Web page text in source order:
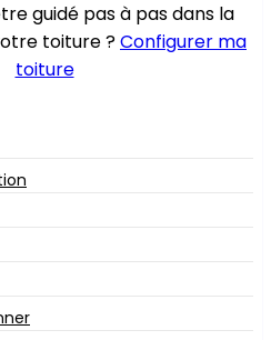
guidé pas à pas dans la
toiture ?Configurer ma
toiture